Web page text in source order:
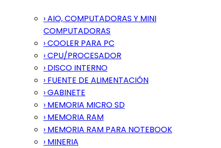
› AIO, COMPUTADORAS Y MINI
COMPUTADORAS
› COOLER PARA PC
› CPU/PROCESADOR
› DISCO INTERNO
› FUENTE DE ALIMENTACIÓN
› GABINETE
› MEMORIA MICRO SD
› MEMORIA RAM
› MEMORIA RAM PARA NOTEBOOK
› MINERIA